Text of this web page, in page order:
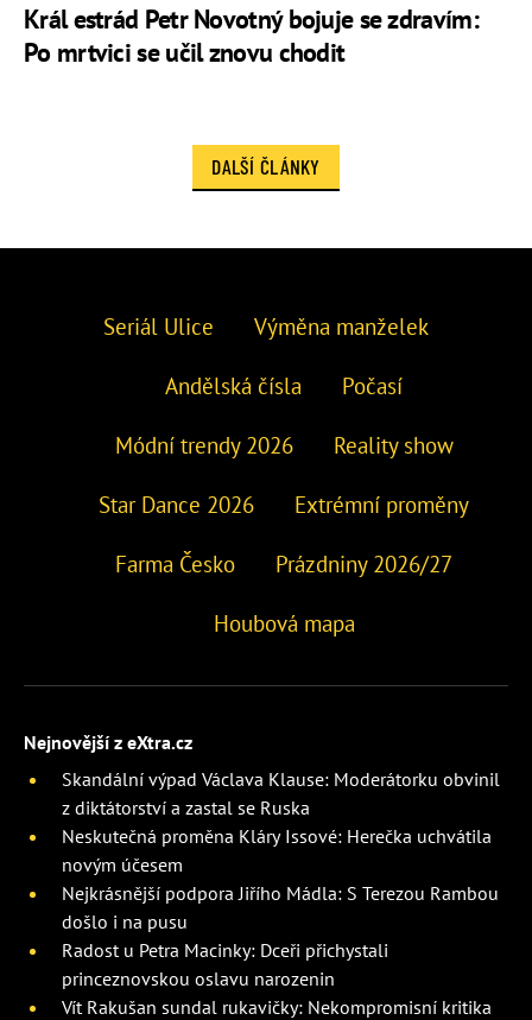
Král estrád Petr Novotný bojuje se zdravím:
Po mrtvici se učil znovu chodit
DALŠÍ ČLÁNKY
Seriál Ulice Výměna manželek
Andělská čísla Počasí
Módní trendy 2026 Reality show
Star Dance 2026 Extrémní proměny
Farma Česko Prázdniny 2026/27
Houbová mapa
Nejnovější z eXtra.cz
Skandální výpad Václava Klause: Moderátorku obvinil
z diktátorství a zastal se Ruska
Neskutečná proměna Kláry Issové: Herečka uchvátila
novým účesem
Nejkrásnější podpora Jiřího Mádla: S Terezou Rambou
došlo i na pusu
Radost u Petra Macinky: Dceři přichystali
princeznovskou oslavu narozenin
Vít Rakušan sundal rukavičky: Nekompromisní kritika